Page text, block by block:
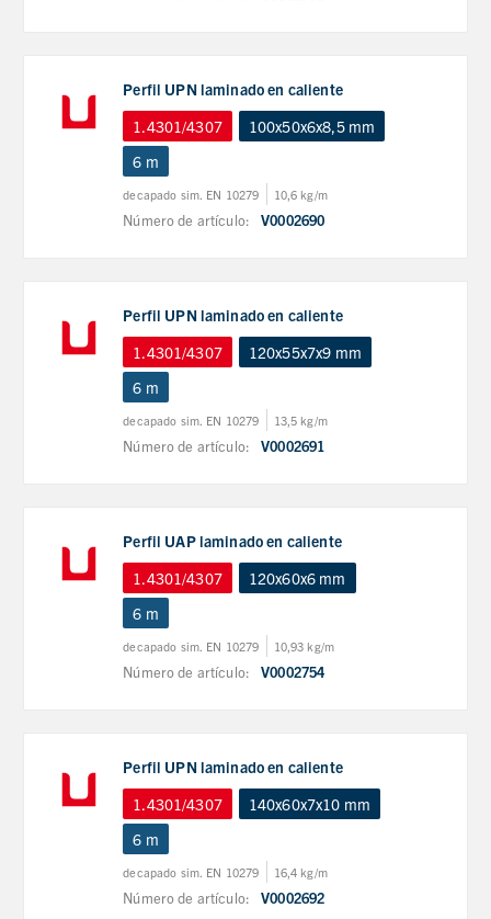
Perfil UPN laminado en caliente
1.4301/4307
100x50x6x8,5 mm
6 m
decapado sim. EN 10279 10,6 kg/m
Número de artículo: V0002690
Perfil UPN laminado en caliente
1.4301/4307
120x55x7x9 mm
6 m
decapado sim. EN 10279 13,5 kg/m
Número de artículo: V0002691
Perfil UAP laminado en caliente
1.4301/4307
120x60x6 mm
6 m
decapado sim. EN 10279 10,93 kg/m
Número de artículo: V0002754
Perfil UPN laminado en caliente
1.4301/4307
140x60x7x10 mm
6 m
decapado sim. EN 10279 16,4 kg/m
Número de artículo: V0002692